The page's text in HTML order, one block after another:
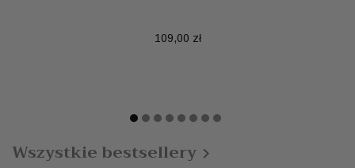
Cena
109,00 zł
Wszystkie bestsellery 